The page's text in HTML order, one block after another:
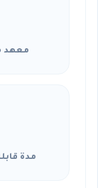
معهد
مدة